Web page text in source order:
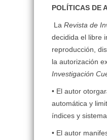
POLÍTICAS DE
LaRevista de
decidida el libre
reproducción,
la autorización
Investigación
• El autor
automática y
índices y
• El autor